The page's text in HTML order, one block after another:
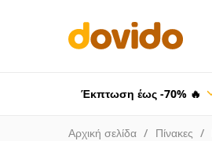
Έκπτωση έως -70% 🔥
Αρχική σελίδα Πίνακες